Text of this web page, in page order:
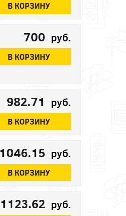
В КОРЗИНУ
700 руб.
В КОРЗИНУ
982.71 руб.
В КОРЗИНУ
1046.15 руб.
В КОРЗИНУ
1123.62 руб.